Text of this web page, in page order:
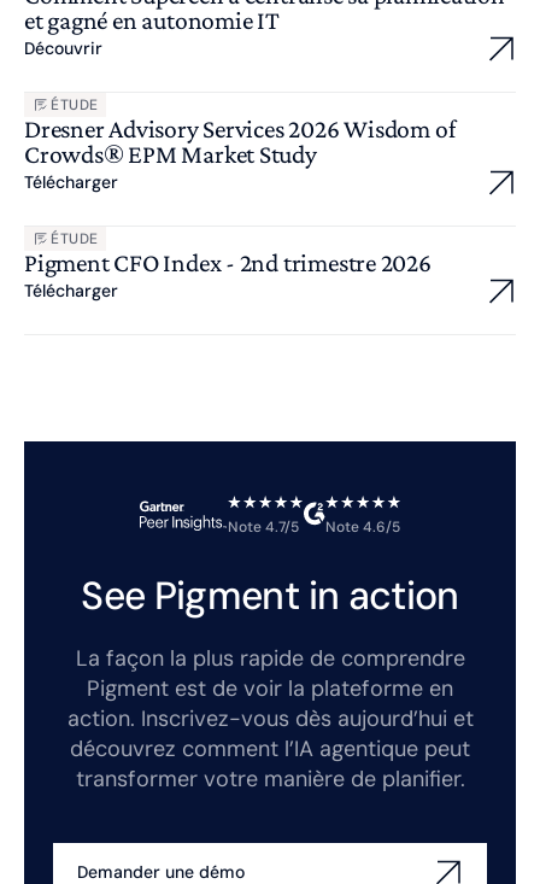
et gagné en autonomie IT
Découvrir
ÉTUDE
Dresner Advisory Services 2026 Wisdom of
Crowds® EPM Market Study
Télécharger
ÉTUDE
Pigment CFO Index - 2nd trimestre 2026
Télécharger
Note 4.7/5 Note 4.6/5
See Pigment in action
La façon la plus rapide de comprendre
Pigment est de voir la plateforme en
action. Inscrivez-vous dès aujourd’hui et
découvrez comment l’IA agentique peut
transformer votre manière de planifier.
Demander une démo